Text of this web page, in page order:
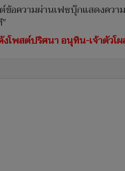
ความผ่านเฟซบุ๊กแสดงความ
โพสต์ปริศนา อนุทิน-เจ้าตัวโ